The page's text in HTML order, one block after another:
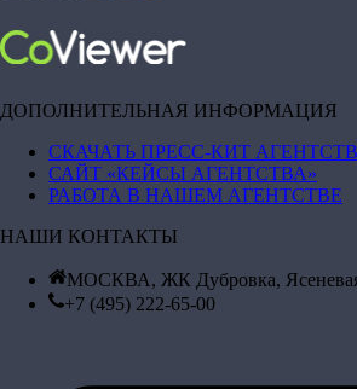
ДОПОЛНИТЕЛЬНАЯ ИНФОРМАЦИЯ
СКАЧАТЬ ПРЕСС-КИТ
САЙТ «КЕЙСЫ АГЕНТСТВА»
РАБОТА В НАШЕМ АГЕНТСТВЕ
НАШИ КОНТАКТЫ
МОСКВА, ЖК Дубровка, Ясеневая
+7 (495) 222-65-00